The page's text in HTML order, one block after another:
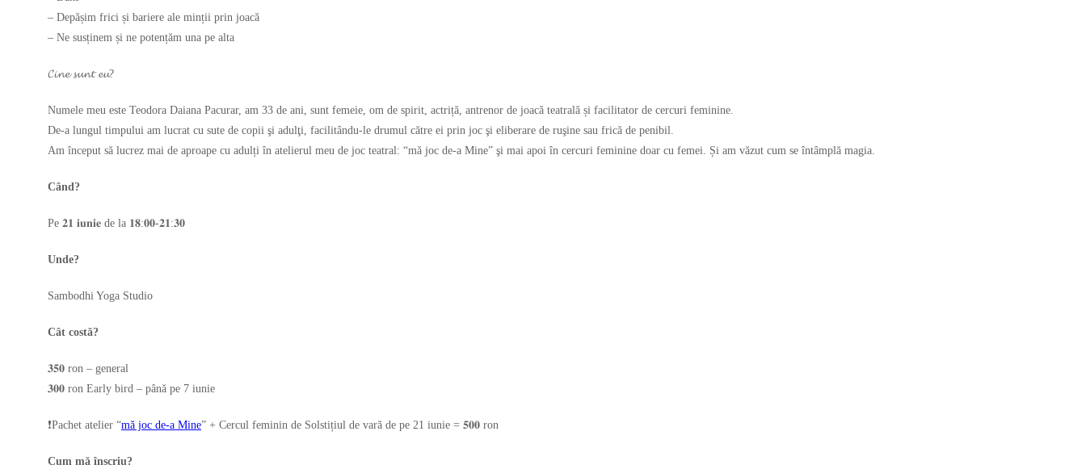
– Depășim frici și bariere ale minții prin joacă
– Ne susținem și ne potențăm una pe alta
𝓒𝓲𝓷𝓮 𝓼𝓾𝓷𝓽 𝓮𝓾?
Numele meu este Teodora Daiana Pacurar, am 33 de ani, sunt femeie, om de spirit, actriță, antrenor de joacă teatrală și facilitator de cercuri feminine.
De-a lungul timpului am lucrat cu sute de copii şi adulţi, facilitându-le drumul către ei prin joc şi eliberare de ruşine sau frică de penibil.
Am început să lucrez mai de aproape cu adulți în atelierul meu de joc teatral: “mă joc de-a Mine” şi mai apoi în cercuri feminine doar cu femei. Și am văzut cum se întâmplă magia.
Când?
Pe 𝟐𝟏 𝐢𝐮𝐧𝐢𝐞 de la 𝟏𝟖:𝟎𝟎-𝟐𝟏:𝟑𝟎
Unde?
Sambodhi Yoga Studio
Cât costă?
𝟑𝟓𝟎 ron – general
𝟑𝟎𝟎 ron Early bird – până pe 7 iunie
❗Pachet atelier “mă joc de-a Mine” + Cercul feminin de Solstițiul de vară de pe 21 iunie = 𝟓𝟎𝟎 ron
Cum mă înscriu?